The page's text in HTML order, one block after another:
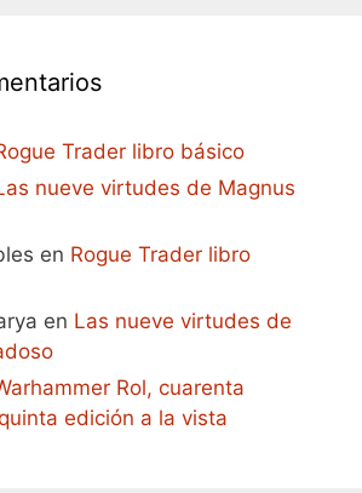
Trader libro básico
nueve virtudes de Magnus
en Rogue Trader libro
en Las nueve virtudes de
Rol, cuarenta
edición a la vista